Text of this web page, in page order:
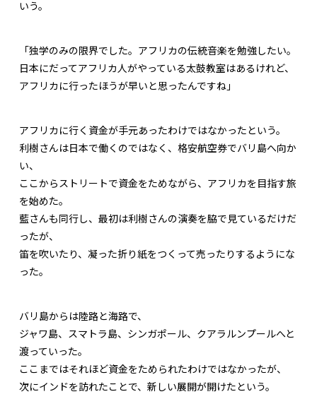
いう。
「独学のみの限界でした。アフリカの伝統音楽を勉強したい。
日本にだってアフリカ人がやっている太鼓教室はあるけれど、
アフリカに行ったほうが早いと思ったんですね」
アフリカに行く資金が手元あったわけではなかったという。
利樹さんは日本で働くのではなく、格安航空券でバリ島へ向か
い、
ここからストリートで資金をためながら、アフリカを目指す旅
を始めた。
藍さんも同行し、最初は利樹さんの演奏を脇で見ているだけだ
ったが、
笛を吹いたり、凝った折り紙をつくって売ったりするようにな
った。
バリ島からは陸路と海路で、
ジャワ島、スマトラ島、シンガポール、クアラルンプールへと
渡っていった。
ここまではそれほど資金をためられたわけではなかったが、
次にインドを訪れたことで、新しい展開が開けたという。